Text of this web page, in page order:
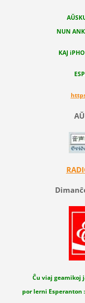
NUN
KAJ
Ĉu viaj geamikoj
por lerni Esperanton